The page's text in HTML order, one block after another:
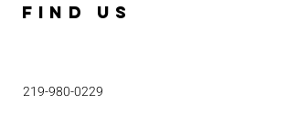
FIND US
219-980-0229